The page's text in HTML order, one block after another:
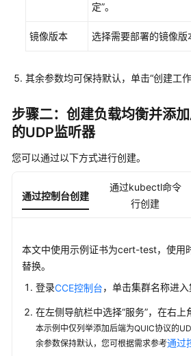
超
池
工
作
载
调
度
络
网
概
述
定”。
镜像版本 选择需要部署的镜像版
其余参数均可保持默认，单击“创建工作
步骤二：创建负载均衡并添
的UDP监听器
您可以通过以下方式进行创建。
通过控制台创建
通过kubectl命令
行创建
本文中使用示例证书为cert-test，使用
替换。
登录CCE控制台，单击集群名称进入
在左侧导航栏中选择“服务”，在右上
本示例中仅列举添加后端为QUIC协议的
余参数保持默认，您可根据需求参考通过